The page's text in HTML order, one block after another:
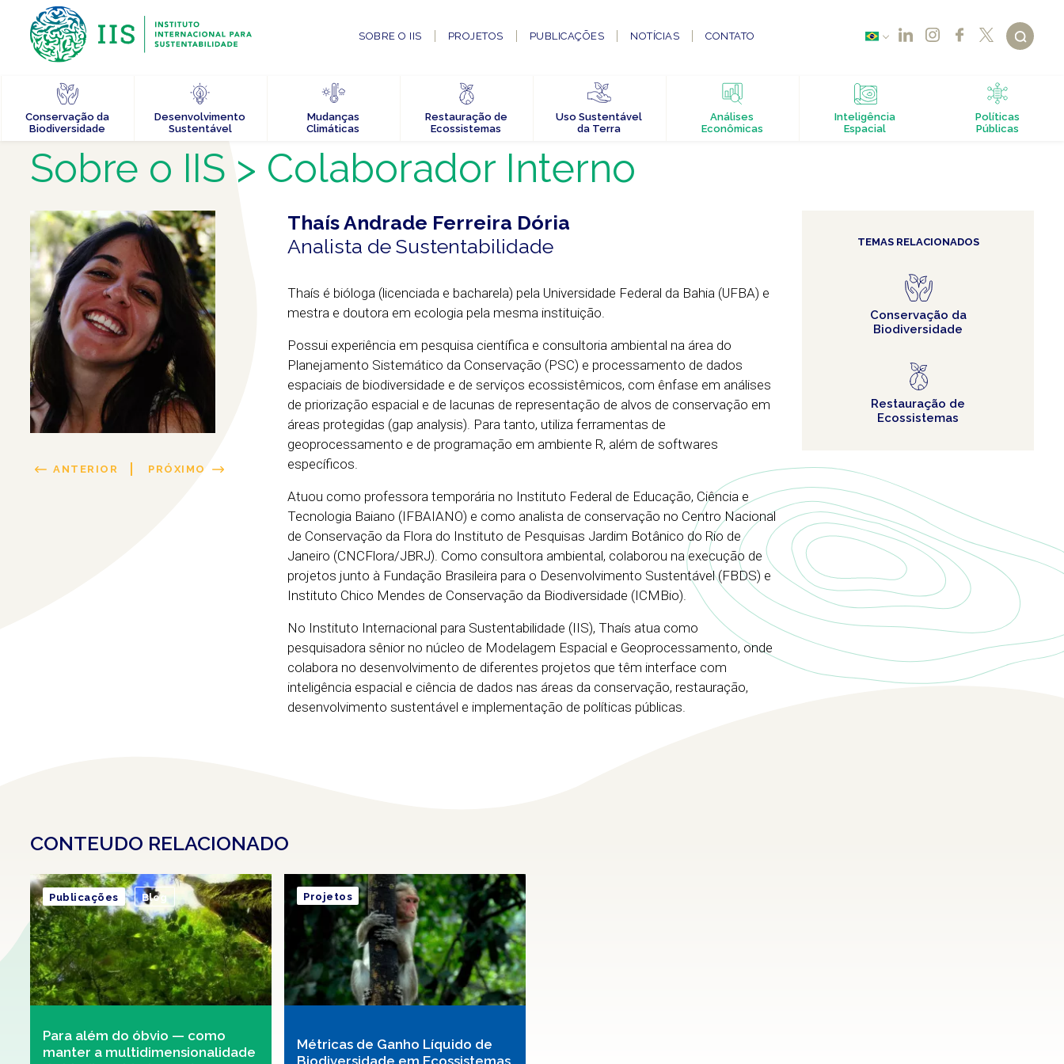
SOBRE O IIS PROJETOS PUBLICAÇÕES NOTÍCIAS CONTATO
Conservação da
Biodiversidade
Desenvolvimento
Sustentável
Mudanças
Climáticas
Restauração de
Ecossistemas
Uso Sustentável
da Terra
Análises
Econômicas
Inteligência
Espacial
Políticas
Públicas
Sobre o IIS > Colaborador Interno
ANTERIOR PRÓXIMO
TEMAS RELACIONADOS
Conservação da
Biodiversidade
Restauração de
Ecossistemas
Thaís Andrade Ferreira Dória
Analista de Sustentabilidade
Thaís é bióloga (licenciada e bacharela) pela Universidade Federal da Bahia (UFBA) e
mestra e doutora em ecologia pela mesma instituição.
Possui experiência em pesquisa científica e consultoria ambiental na área do
Planejamento Sistemático da Conservação (PSC) e processamento de dados
espaciais de biodiversidade e de serviços ecossistêmicos, com ênfase em análises
de priorização espacial e de lacunas de representação de alvos de conservação em
áreas protegidas (gap analysis). Para tanto, utiliza ferramentas de
geoprocessamento e de programação em ambiente R, além de softwares
específicos.
Atuou como professora temporária no Instituto Federal de Educação, Ciência e
Tecnologia Baiano (IFBAIANO) e como analista de conservação no Centro Nacional
de Conservação da Flora do Instituto de Pesquisas Jardim Botânico do Rio de
Janeiro (CNCFlora/JBRJ). Como consultora ambiental, colaborou na execução de
projetos junto à Fundação Brasileira para o Desenvolvimento Sustentável (FBDS) e
Instituto Chico Mendes de Conservação da Biodiversidade (ICMBio).
No Instituto Internacional para Sustentabilidade (IIS), Thaís atua como
pesquisadora sênior no núcleo de Modelagem Espacial e Geoprocessamento, onde
colabora no desenvolvimento de diferentes projetos que têm interface com
inteligência espacial e ciência de dados nas áreas da conservação, restauração,
desenvolvimento sustentável e implementação de políticas públicas.
CONTEUDO RELACIONADO
Para além do óbvio — como
manter a multidimensionalidade
Publicações Blog
Métricas de Ganho Líquido de
Biodiversidade em Ecossistemas
Projetos